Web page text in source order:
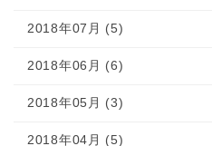
2018年07月 (5)
2018年06月 (6)
2018年05月 (3)
2018年04月 (5)